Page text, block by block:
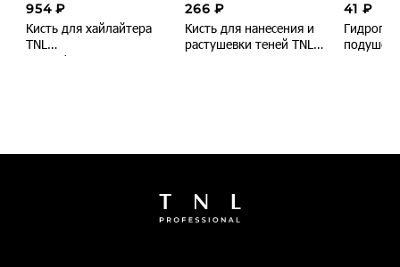
954 ₽
Кисть для хайлайтера
TNL
многофункциональная
266 ₽
Кисть для нанесения и
растушевки теней TNL
41 ₽